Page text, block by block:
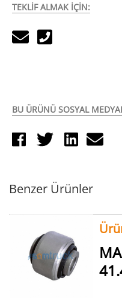
TEKLİF ALMAK İÇİN:
BU ÜRÜNÜ SOSYAL
Benzer Ürünler